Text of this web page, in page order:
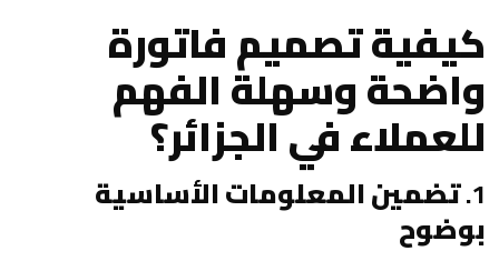
كيفية تصميم فاتورة
واضحة وسهلة الفهم
للعملاء في الجزائر؟
1. تضمين المعلومات الأساسية
بوضوح